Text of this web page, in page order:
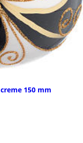
150 mm